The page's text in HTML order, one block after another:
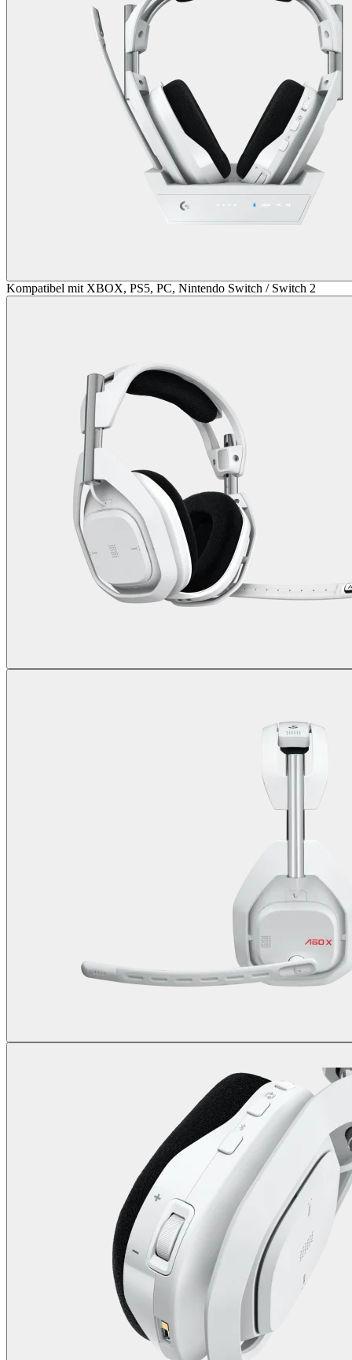
Kompatibel mit XBOX, PS5, PC, Nintendo Switch / Switch 2